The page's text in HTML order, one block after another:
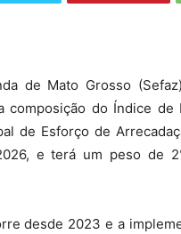
de Mato Grosso
composição do Índice
de Esforço de
e terá um peso de
desde 2023 e a